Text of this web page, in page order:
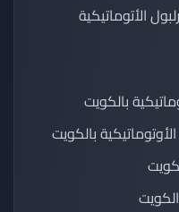
الأتوماتيكية
بالكويت
بالكويت